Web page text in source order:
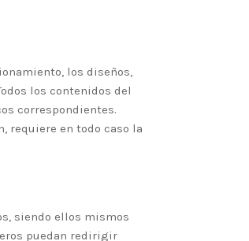
los diseños,
los contenidos del
correspondientes.
requiere en todo caso la
siendo ellos mismos
puedan redirigir